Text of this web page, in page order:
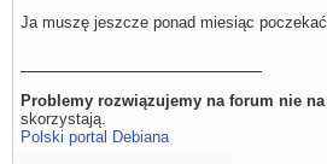
682000: (time: 01:39)
706000: (time: 01:44)
714000: (time: 01:47)
722000: (time: 01:49)
730000: (time: 01:52)
738000: (time: 01:54)
Ja muszę jeszcze ponad miesiąc
Problemy rozwiązujemy na forum nie na
skorzystają.
Polski portal Debiana